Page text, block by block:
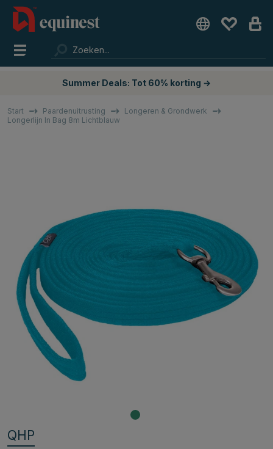
Summer Deals: Tot 60% korting →
Start Paardenuitrusting
Longeren & Grondwerk
Longerlijn In Bag 8m Lichtblauw
QHP